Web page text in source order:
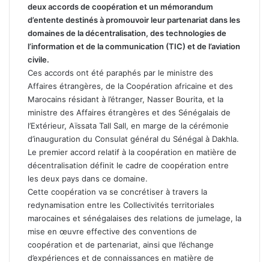
deux accords de coopération et un mémorandum
d’entente destinés à promouvoir leur partenariat dans les
domaines de la décentralisation, des technologies de
l’information et de la communication (TIC) et de l’aviation
civile.
Ces accords ont été paraphés par le ministre des
Affaires étrangères, de la Coopération africaine et des
Marocains résidant à l’étranger, Nasser Bourita, et la
ministre des Affaires étrangères et des Sénégalais de
l’Extérieur, Aïssata Tall Sall, en marge de la cérémonie
d’inauguration du Consulat général du Sénégal à Dakhla.
Le premier accord relatif à la coopération en matière de
décentralisation définit le cadre de coopération entre
les deux pays dans ce domaine.
Cette coopération va se concrétiser à travers la
redynamisation entre les Collectivités territoriales
marocaines et sénégalaises des relations de jumelage, la
mise en œuvre effective des conventions de
coopération et de partenariat, ainsi que l’échange
d’expériences et de connaissances en matière de